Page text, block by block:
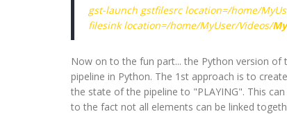
gst-launch gstfilesrc location=/home/
filesink location=/home/MyUser/Videos/
Now on to the fun part... the Python version of
pipeline in Python. The 1st approach is to
the state of the pipeline to "PLAYING". This
to the fact not all elements can be linked